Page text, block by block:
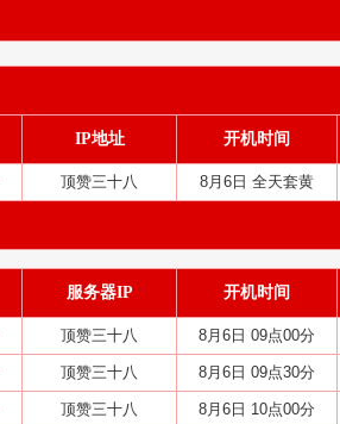
IP地址 开机时间
顶赞三十八 8月6日 全天套黄
服务器IP 开机时间
顶赞三十八 8月6日 09点00分
顶赞三十八 8月6日 09点30分
顶赞三十八 8月6日 10点00分